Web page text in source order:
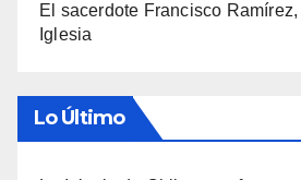
El sacerdote Francisco
Iglesia
Lo Último